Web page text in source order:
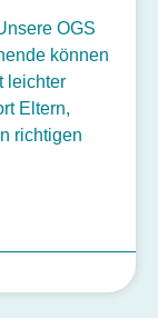
OGS
können
leichter
Eltern,
richtigen